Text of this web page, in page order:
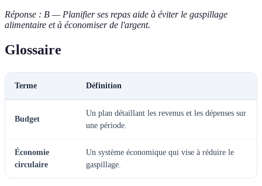
Réponse : B — Planifier ses repas aide à éviter le gaspillage
alimentaire et à économiser de l'argent.
Glossaire
Terme Définition
Budget
Un plan détaillant les revenus et les dépenses sur
une période.
Économie
circulaire
Un système économique qui vise à réduire le
gaspillage.